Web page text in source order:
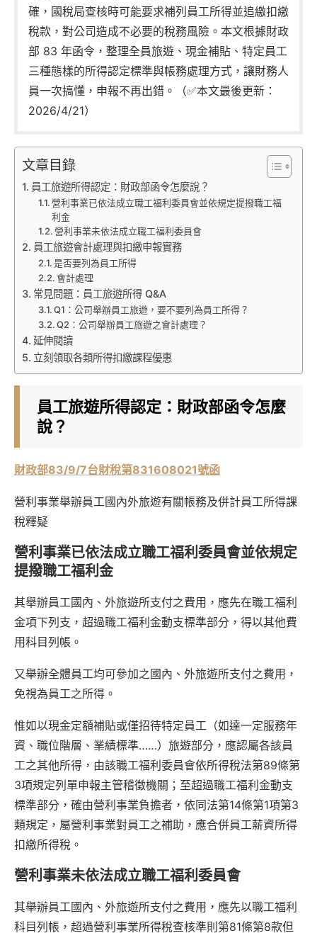
確，國稅局查核時可能要求補列員工所得並追繳扣繳
稅款，對公司造成不必要的稅務風險。本文根據財政
部 83 年函令，整理全員旅遊、現金補貼、特定員工
三種態樣的所得認定標準與帳務處理方式，讓財務人
員一次搞懂，申報不再出錯。（✅本文最後更新：
2026/4/21）
文章目錄
員工旅遊所得認定：財政部函令怎麼說？
營利事業已依法成立職工福利委員會並依規定提撥職工福
利金
營利事業未依法成立職工福利委員會
員工旅遊會計處理與扣繳申報實務
是否要列為員工所得
會計處理
常見問題：員工旅遊所得 Q&A
Q1：公司舉辦員工旅遊，要不要列為員工所得？
Q2：公司舉辦員工旅遊之會計處理？
延伸閱讀
立刻領取各類所得扣繳課程優惠
員工旅遊所得認定：財政部函令怎麼
說？
財政部83/9/7台財稅第831608021號函
營利事業舉辦員工國內外旅遊有關帳務及併計員工所得課
稅釋疑
營利事業已依法成立職工福利委員會並依規定
提撥職工福利金
其舉辦員工國內、外旅遊所支付之費用，應先在職工福利
金項下列支，超過職工福利金動支標準部分，得以其他費
用科目列帳。
又舉辦全體員工均可參加之國內、外旅遊所支付之費用，
免視為員工之所得。
惟如以現金定額補貼或僅招待特定員工（如達一定服務年
資、職位階層、業績標準……）旅遊部分，應認屬各該員
工之其他所得，由該職工福利委員會依所得稅法第89條第
3項規定列單申報主管稽徵機關；至超過職工福利金動支
標準部分，確由營利事業負擔者，依同法第14條第1項第3
類規定，屬營利事業對員工之補助，應合併員工薪資所得
扣繳所得稅。
營利事業未依法成立職工福利委員會
其舉辦員工國內、外旅遊所支付之費用，應先以職工福利
科目列帳，超過營利事業所得稅查核準則第81條第8款但